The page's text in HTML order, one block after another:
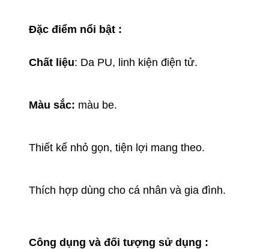
Đặc điểm nổi bật :
Chất liệu: Da PU, linh kiện điện tử.
Màu sắc: màu be.
Thiết kế nhỏ gọn, tiện lợi mang theo.
Thích hợp dùng cho cá nhân và gia đình.
Công dụng và đối tượng sử dụng :